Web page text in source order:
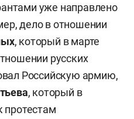
уже направлено
дело в отношении
, который в марте
русских
Российскую армию,
, который в
протестам